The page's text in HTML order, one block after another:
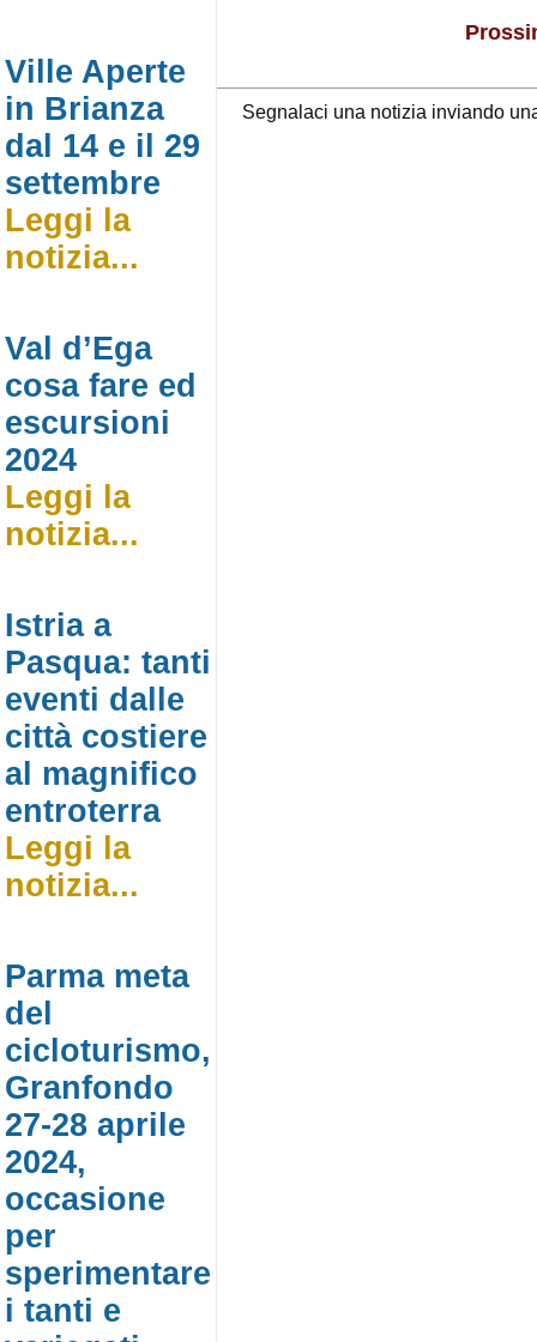
Ville Aperte
in Brianza
dal 14 e il 29
settembre
Leggi la
notizia...
Val d’Ega
cosa fare ed
escursioni
2024
Leggi la
notizia...
Istria a
Pasqua: tanti
eventi dalle
città costiere
al magnifico
entroterra
Leggi la
notizia...
Parma meta
del
cicloturismo,
Granfondo
27-28 aprile
2024,
occasione
per
sperimentare
i tanti e
Segnalaci una notizia inviando